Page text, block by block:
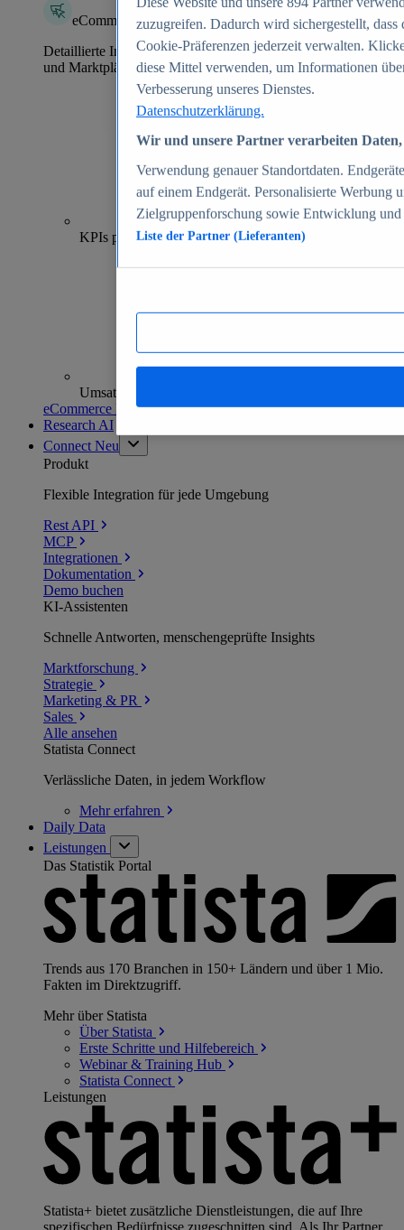
eCommerce Insights
Detaillierte Informationen zu mehr als 39.000 Online-Shops
und Marktplätzen
70+
KPIs pro Shop
Umsatzanalysen und -prognosen
eCommerce Insights entdecken
Research AI
Connect Neu
Produkt
Flexible Integration für jede Umgebung
Rest API
MCP
Integrationen
Dokumentation
Demo buchen
KI-Assistenten
Schnelle Antworten, menschengeprüfte Insights
Marktforschung
Strategie
Marketing & PR
Sales
Alle ansehen
Statista Connect
Verlässliche Daten, in jedem Workflow
Mehrerfahren
Daily Data
Leistungen
Das Statistik Portal
Trends aus 170 Branchen in 150+ Ländern und über 1 Mio.
Fakten im Direktzugriff.
Mehr über Statista
Über Statista
Erste Schritte und Hilfebereich
Webinar & Training Hub
Statista Connect
Leistungen
Statista+ bietet zusätzliche Dienstleistungen, die auf Ihre
spezifischen Bedürfnisse zugeschnitten sind. Als Ihr Partner
zuzugreifen. Dadurch wird sichergestellt,
Cookie-Präferenzen jederzeit verwalten.
diese Mittel verwenden, um Informationen
Verbesserung unseres Dienstes.
Datenschutzerklärung.
Wir und unsere Partner verarbeiten
Verwendung genauer Standortdaten.
auf einem Endgerät. Personalisierte Werbung
Zielgruppenforschung sowie Entwicklung
Liste der Partner (Lieferanten)